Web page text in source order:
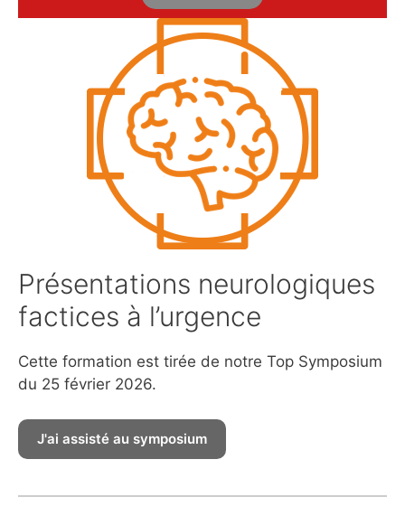
Présentations neurologiques
factices à l’urgence
Cette formation est tirée de notre Top Symposium
du 25 février 2026.